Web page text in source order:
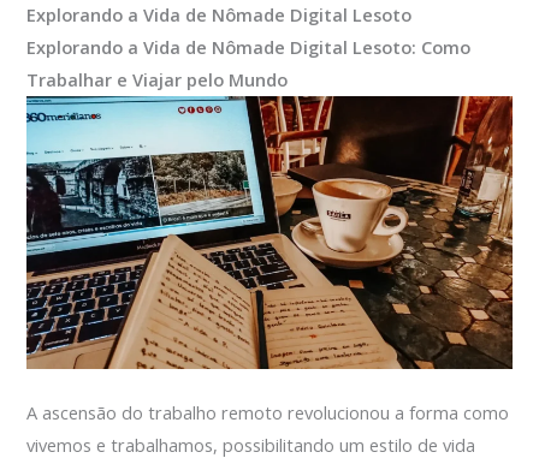
Explorando a Vida de Nômade Digital Lesoto
Explorando a Vida de Nômade Digital Lesoto: Como
Trabalhar e Viajar pelo Mundo
A ascensão do trabalho remoto revolucionou a forma como
vivemos e trabalhamos, possibilitando um estilo de vida